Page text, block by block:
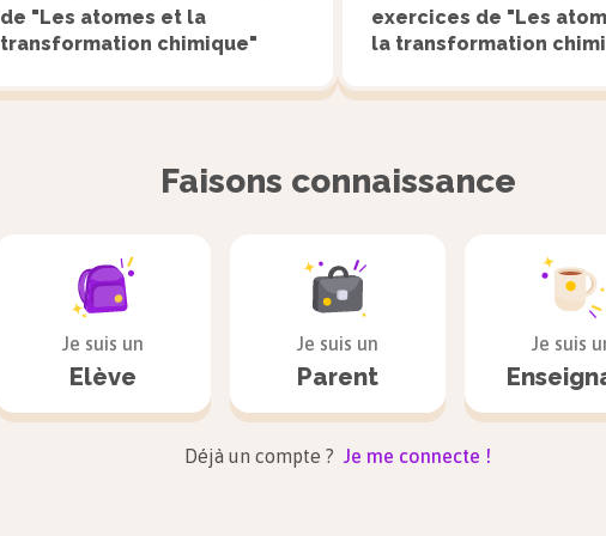
chimique
$\text{H}$
Les molécules
est un assemblage d’atomes. La
renseigne sur sa composition, c’est-à-dire le nombre
de "Les atomes et la
transformation chimique"
exercices de "Les
la transformation
Faisons connaissance
Je suis un
Elève
Je suis un
Parent
Je suis
Déjà un compte ? Je me connecte !